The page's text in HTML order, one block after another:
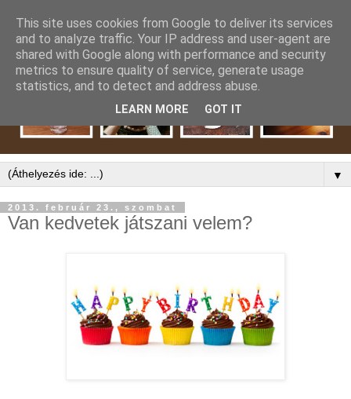
▼
2013. február 23., szombat
Van kedvetek játszani velem?
This site uses cookies from Google to deliver its services
and to analyze traffic. Your IP address and user-agent are
shared with Google along with performance and security
metrics to ensure quality of service, generate usage
statistics, and to detect and address abuse.
LEARN MORE GOT IT